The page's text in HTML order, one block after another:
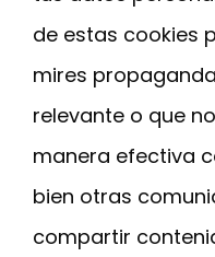
de estas cookies
mires
relevante o que
manera efectiva
bien otras
compartir